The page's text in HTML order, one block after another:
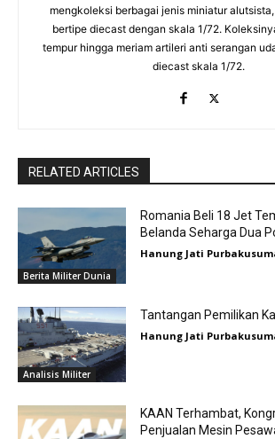
mengkoleksi berbagai jenis miniatur
bertipe diecast dengan skala 1/72.
tempur hingga meriam artileri anti serangan
diecast skala 1/72.
RELATED ARTICLES
Berita Militer Dunia
Romania Beli 18 Jet
Belanda Seharga Dua
Hanung Jati
Analisis Militer
Tantangan Pemilikan
Hanung Jati
KAAN Terhambat,
Penjualan Mesin